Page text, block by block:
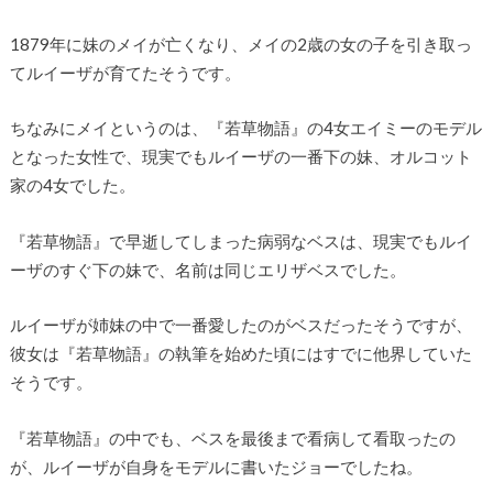
1879年に妹のメイが亡くなり、メイの2歳の女の子を引き取っ
てルイーザが育てたそうです。
ちなみにメイというのは、『若草物語』の4女エイミーのモデル
となった女性で、現実でもルイーザの一番下の妹、オルコット
家の4女でした。
『若草物語』で早逝してしまった病弱なベスは、現実でもルイ
ーザのすぐ下の妹で、名前は同じエリザベスでした。
ルイーザが姉妹の中で一番愛したのがベスだったそうですが、
彼女は『若草物語』の執筆を始めた頃にはすでに他界していた
そうです。
『若草物語』の中でも、ベスを最後まで看病して看取ったの
が、ルイーザが自身をモデルに書いたジョーでしたね。